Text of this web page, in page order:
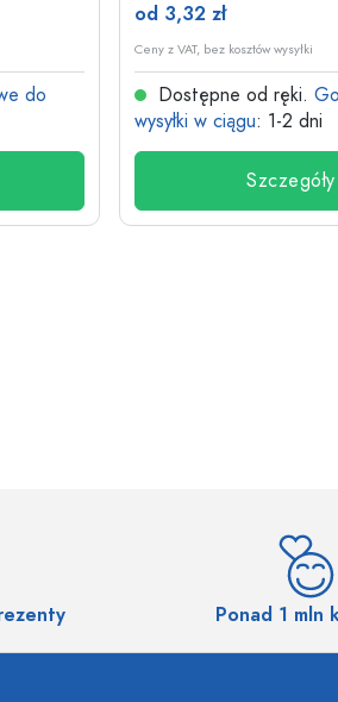
do
od 3,32 zł
Ceny z VAT, bez kosztów wysyłki
Dostępne od ręki.
wysyłki w ciągu: 1-2 dni
Szczegóły
Ponad 1 mln